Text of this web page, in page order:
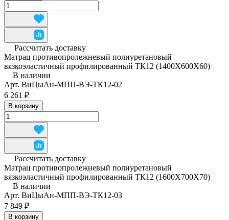
Рассчитать доставку
Матрац противопролежневый полиуретановый
вязкоэластичный профилированный ТК12 (1400Х600Х60)
В наличии
Арт. ВиЦыАн-МПП-ВЭ-ТК12-02
6 261 ₽
В корзину
Рассчитать доставку
Матрац противопролежневый полиуретановый
вязкоэластичный профилированный ТК12 (1600Х700Х70)
В наличии
Арт. ВиЦыАн-МПП-ВЭ-ТК12-03
7 849 ₽
В корзину